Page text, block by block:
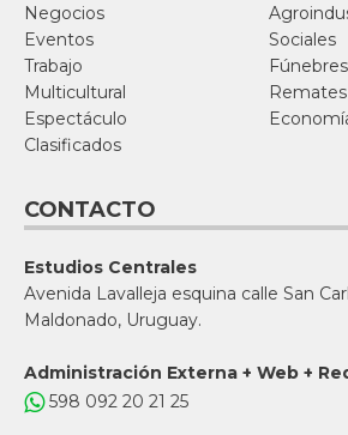
Negocios
Eventos
Sociales
Trabajo
Fúnebres
Multicultural
Remates
Espectáculo
Clasificados
CONTACTO
Estudios Centrales
Avenida Lavalleja esquina calle San
Maldonado, Uruguay.
Administración Externa + Web +
598 092 20 21 25